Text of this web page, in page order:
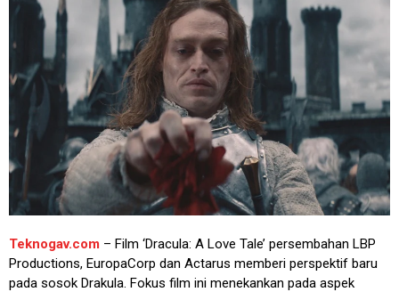
Teknogav.com – Film ‘Dracula: A Love Tale’ persembahan LBP
Productions, EuropaCorp dan Actarus memberi perspektif baru
pada sosok Drakula. Fokus film ini menekankan pada aspek